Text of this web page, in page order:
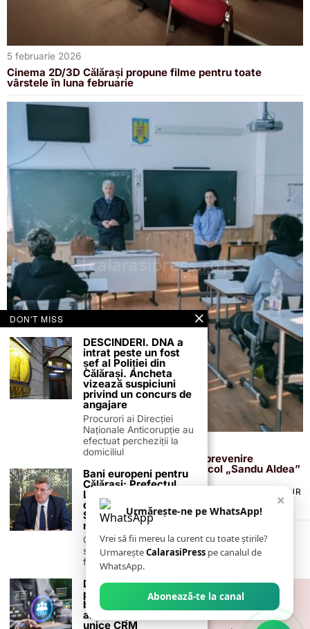
5 februarie 2026
Cinema 2D/3D Călărași propune filme pentru toate
vârstele în luna februarie
„Violența nu este cool!” – activitate de prevenire
desfășurată de jandarmi la Colegiul Agricol „Sandu Aldea”
TERMENI ȘI CONDIȚII
POLITICA DE ANULARE & RETUR
PUBLICITATE ONLINE & TIPĂRITĂ
CONTACT
ZIARUL ANUNȚUL CĂLĂRĂȘEAN
×
Urmărește-ne pe WhatsApp!
Vrei să fii mereu la curent cu toate știrile?
UrmareșteCalarasiPress pe canalul de
WhatsApp.
Abonează-te la canal
DON'T MISS
DESCINDERI. DNA a
intrat peste un fost
șef al Poliției din
Călărași. Ancheta
vizează suspiciuni
privind un concurs de
angajare
Procurori ai Direcției
Naționale Anticorupție au
efectuat percheziții la
domiciliul
Bani europeni pentru
Călărași: Prefectul
Laurențiu State anunță
colaborarea cu ADR
Sud-Muntenia pentru
noi finanțări
Călărașul se pregătește
să intre pe harta
finanțărilor europene, cu
De ce aleg liderii de
piață un sistem CRM:
beneficii strategice
ale unei platforme
unice CRM